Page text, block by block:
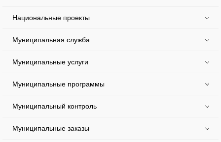
Национальные проекты
Муниципальная служба
Муниципальные услуги
Муниципальные программы
Муниципальный контроль
Муниципальные заказы